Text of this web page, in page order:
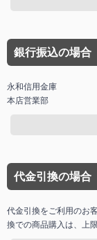
銀行振込の場合
永和信用金庫
本店営業部
代金引換の場合
代金引換をご利用のお
換での商品購入は、上